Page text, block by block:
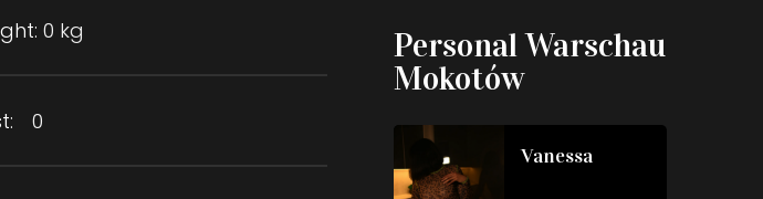
0 kg
0
Personal Warschau
Mokotów
Vanessa